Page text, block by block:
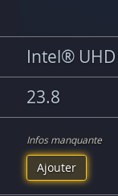
Intel®
23.8
Infos manquante
Ajouter